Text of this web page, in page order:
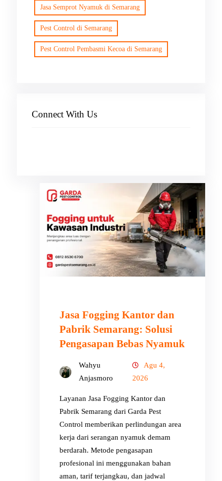
Jasa Semprot Nyamuk di Semarang
Pest Control di Semarang
Pest Control Pembasmi Kecoa di Semarang
Connect With Us
Jasa Fogging Kantor dan
Pabrik Semarang: Solusi
Pengasapan Bebas Nyamuk
Wahyu
Anjasmoro
Agu 4,
2026
Layanan Jasa Fogging Kantor dan
Pabrik Semarang dari Garda Pest
Control memberikan perlindungan area
kerja dari serangan nyamuk demam
berdarah. Metode pengasapan
profesional ini menggunakan bahan
aman, tarif terjangkau, dan jadwal